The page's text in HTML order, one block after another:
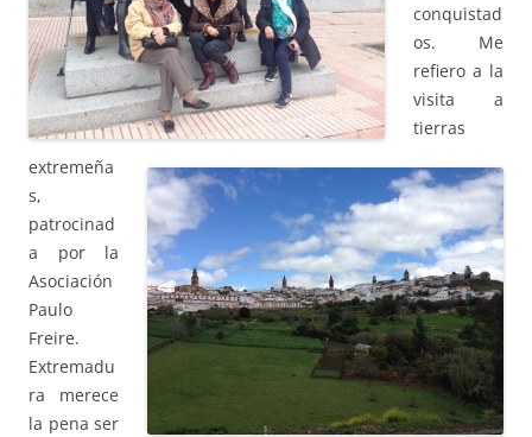
conquistad
os. Me
refiero a la
visita a
tierras
extremeña
s,
patrocinad
a por la
Asociación
Paulo
Freire.
Extremadu
ra merece
la pena ser